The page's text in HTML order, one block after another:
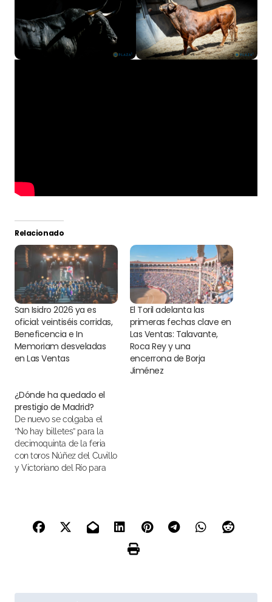
Relacionado
San Isidro 2026 ya es
oficial: veintiséis corridas,
Beneficencia e In
Memoriam desveladas
en Las Ventas
El Toril adelanta las
primeras fechas clave en
Las Ventas: Talavante,
Roca Rey y una
encerrona de Borja
Jiménez
¿Dónde ha quedado el
prestigio de Madrid?
De nuevo se colgaba el
“No hay billetes” para la
decimoquinta de la feria
con toros Núñez del Cuvillo
y Victoriano del Río para